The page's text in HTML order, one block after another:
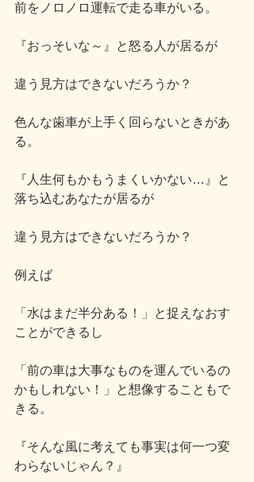
前をノロノロ運転で走る車がいる。
『おっそいな～』と怒る人が居るが
違う見方はできないだろうか？
色んな歯車が上手く回らないときがあ
る。
『人生何もかもうまくいかない…』と
落ち込むあなたが居るが
違う見方はできないだろうか？
例えば
「水はまだ半分ある！」と捉えなおす
ことができるし
「前の車は大事なものを運んでいるの
かもしれない！」と想像することもで
きる。
『そんな風に考えても事実は何一つ変
わらないじゃん？』